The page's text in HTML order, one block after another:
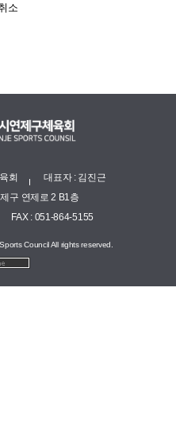
소
회
대표자 : 김진근
구 연제로 2 B1층
FAX : 051-864-5155
Council All rights reserved.